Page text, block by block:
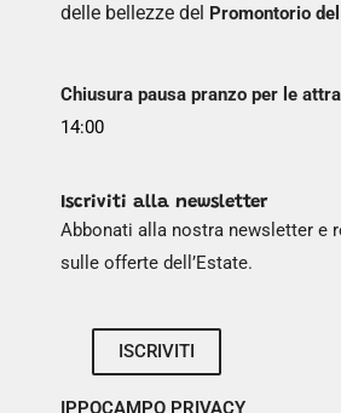
delle bellezze del
Promontorio
Chiusura pausa pranzo per le
14:00
Iscriviti alla newsletter
Abbonati alla nostra newsletter e
sulle offerte dell’Estate.
ISCRIVITI